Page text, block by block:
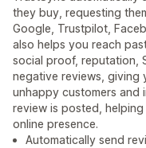
they buy, requesting
Google, Trustpilot,
also helps you reach
social proof, reputation,
negative reviews, giving
unhappy customers and
review is posted,
online presence.
Automatically send